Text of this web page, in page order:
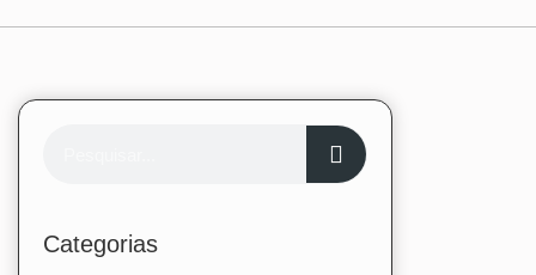
Categorias